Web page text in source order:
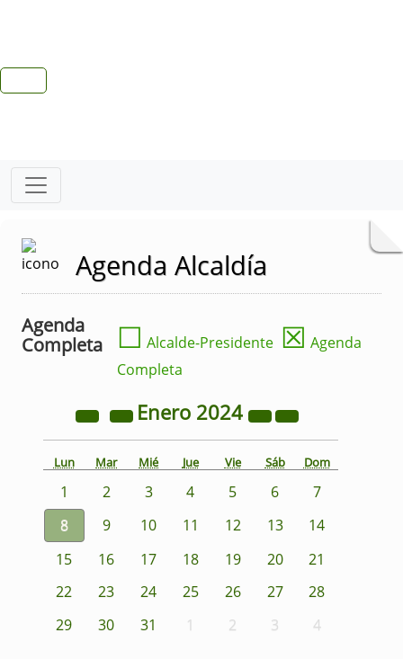
Agenda Alcaldía
Agenda
Completa
☐ Alcalde-Presidente ☒ Agenda
Completa
Enero 2024
Lun Mar Mié Jue Vie Sáb Dom
1 2 3 4 5 6
7
8
9 10 11 12 13
14
15
16 17 18 19 20
21
22
23 24 25 26 27
28
29
30 31 1 2 3 4